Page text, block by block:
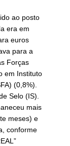
ao posto
era em
euros
para a
Forças
em Instituto
(0,8%).
Selo (IS).
mais
meses) e
conforme